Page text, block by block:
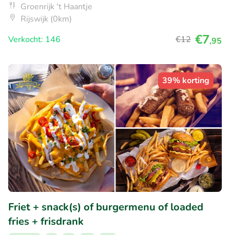
Groenrijk 't Haantje
Rijswijk (0km)
Verkocht: 146
€12 €7,95
39% korting
Friet + snack(s) of burgermenu of loaded
fries + frisdrank